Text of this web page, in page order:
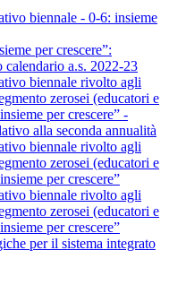
biennale - 0-6: insieme
per crescere”:
calendario a.s. 2022-23
biennale rivolto agli
zerosei (educatori e
per crescere” -
alla seconda annualità
biennale rivolto agli
zerosei (educatori e
per crescere”
biennale rivolto agli
zerosei (educatori e
per crescere”
per il sistema integrato